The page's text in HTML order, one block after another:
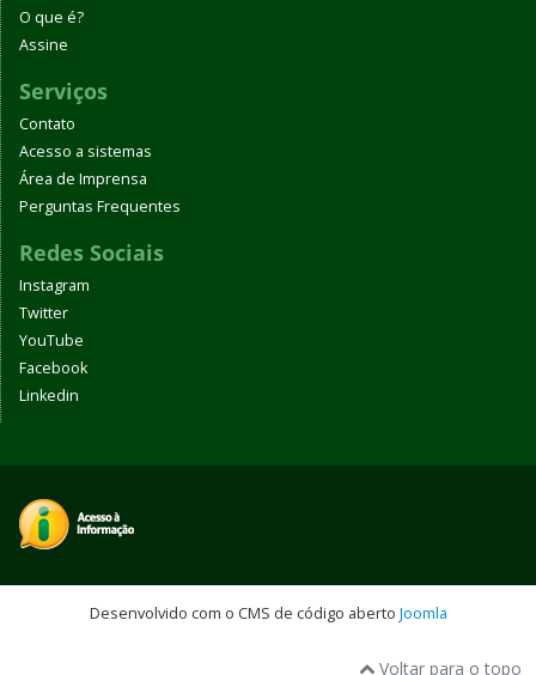
O que é?
Assine
Serviços
Contato
Acesso a sistemas
Área de Imprensa
Perguntas Frequentes
Redes Sociais
Instagram
Twitter
YouTube
Facebook
Linkedin
Desenvolvido com o CMS de código aberto Joomla
Voltar para o topo